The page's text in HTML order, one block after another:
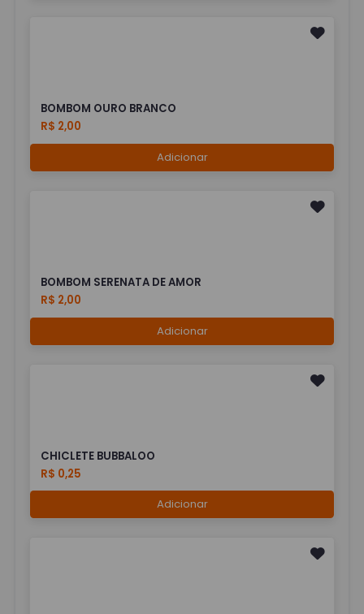
BOMBOM OURO BRANCO
R$ 2,00
Adicionar
BOMBOM SERENATA DE AMOR
R$ 2,00
Adicionar
CHICLETE BUBBALOO
R$ 0,25
Adicionar